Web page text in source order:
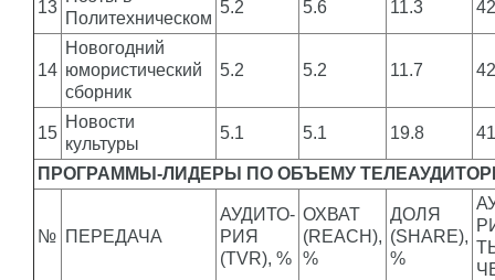
13
Политехническом
5.2 5.6 11.3
14
Новогодний
юмористический
сборник
5.2 5.2 11.7
15
Новости
культуры
5.1 5.1 19.8
ПРОГРАММЫ-ЛИДЕРЫ ПО ОБЪЕМУ
№ ПЕРЕДАЧА
АУДИТО-
РИЯ
(TVR), %
ОХВАТ
(REACH),
%
ДОЛЯ
(SHARE),
%